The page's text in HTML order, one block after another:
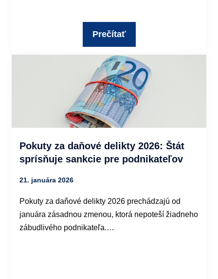
Prečítať
Pokuty za daňové delikty 2026: Štát
sprísňuje sankcie pre podnikateľov
21. januára 2026
Pokuty za daňové delikty 2026 prechádzajú od
januára zásadnou zmenou, ktorá nepoteší žiadneho
zábudlivého podnikateľa.…